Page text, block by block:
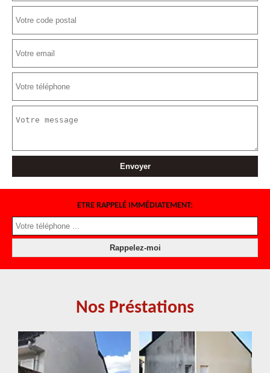
ETRE RAPPELÉ IMMÉDIATEMENT:
Nos Préstations